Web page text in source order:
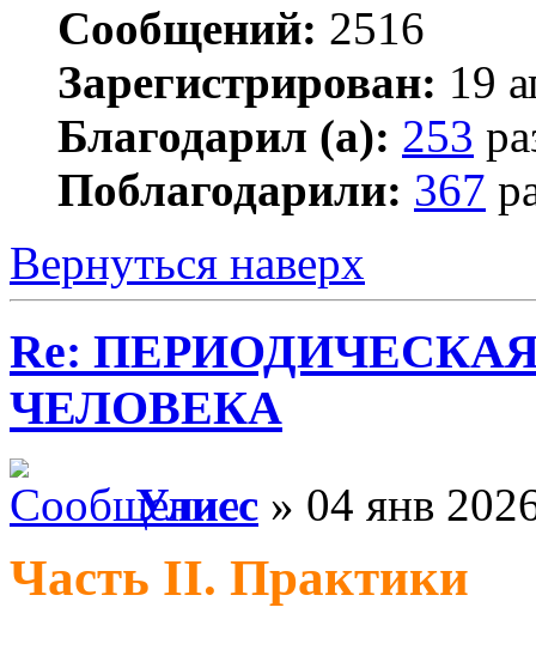
Сообщений: 2516
Зарегистрирован: 19
Благодарил (а): 253
Поблагодарили: 367
Вернуться наверх
Re:
ЧЕЛОВЕКА
Улисс » 04 янв
Часть II. Практики